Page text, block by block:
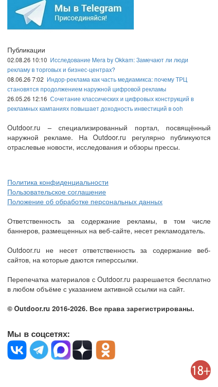
Публикации
02.08.26 10:10 Исследование Mera by Okkam: Замечают ли люди
рекламу в торговых и бизнес-центрах?
08.06.26 7:02 Индор-реклама как часть медиамикса: почему ТРЦ
становятся продолжением наружной цифровой рекламы
26.05.26 12:16 Сочетание классических и цифровых конструкций в
рекламных кампаниях повышает доходность инвестиций в ooh
Outdoor.ru – специализированный портал, посвящённый
наружной рекламе. На Outdoor.ru регулярно публикуются
отраслевые новости, исследования и обзоры прессы.
Политика конфиденциальности
Пользовательское соглашение
Положение об обработке персональных данных
Ответственность за содержание рекламы, в том числе
баннеров, размещенных на веб-сайте, несет рекламодатель.
Outdoor.ru не несет ответственность за содержание веб-
сайтов, на которые даются гиперссылки.
Перепечатка материалов с Outdoor.ru разрешается бесплатно
в любом объёме с указанием активной ссылки на сайт.
© Outdoor.ru 2016-2026. Все права зарегистрированы.
Мы в соцсетях: